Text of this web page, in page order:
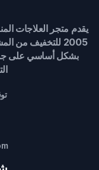
يقدم متجر العلاجات
2005 للتخفيف من
بشكل أساسي على جودة